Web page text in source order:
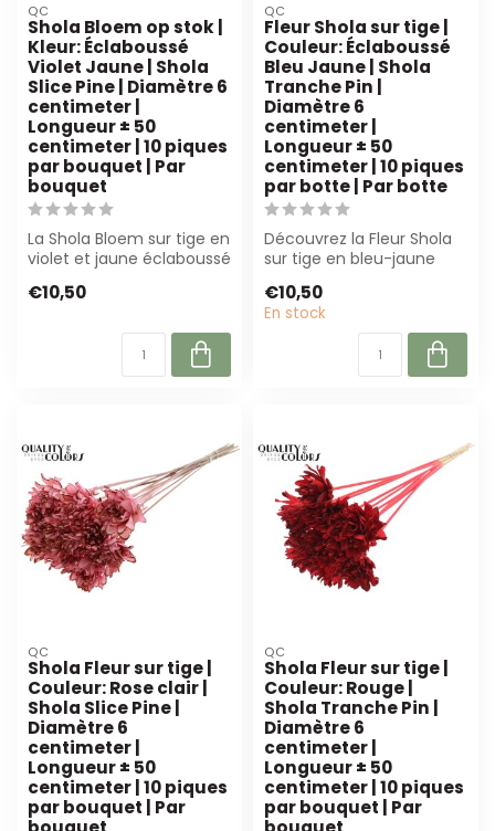
QC
Shola Bloem op stok |
Kleur: Éclaboussé
Violet Jaune | Shola
Slice Pine | Diamètre 6
centimeter |
Longueur ± 50
centimeter | 10 piques
par bouquet | Par
bouquet
La Shola Bloem sur tige en
violet et jaune éclaboussé
€10,50
QC
Fleur Shola sur tige |
Couleur: Éclaboussé
Bleu Jaune | Shola
Tranche Pin |
Diamètre 6
centimeter |
Longueur ± 50
centimeter | 10 piques
par botte | Par botte
Découvrez la Fleur Shola
sur tige en bleu-jaune
alternative dura...
€10,50
En stock
QC
Shola Fleur sur tige |
Couleur: Rose clair |
Shola Slice Pine |
Diamètre 6
centimeter |
Longueur ± 50
centimeter | 10 piques
par bouquet | Par
QC
Shola Fleur sur tige |
Couleur: Rouge |
Shola Tranche Pin |
Diamètre 6
centimeter |
Longueur ± 50
centimeter | 10 piques
par bouquet | Par